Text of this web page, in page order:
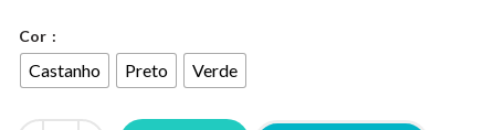
Cor
Castanho Preto Verde